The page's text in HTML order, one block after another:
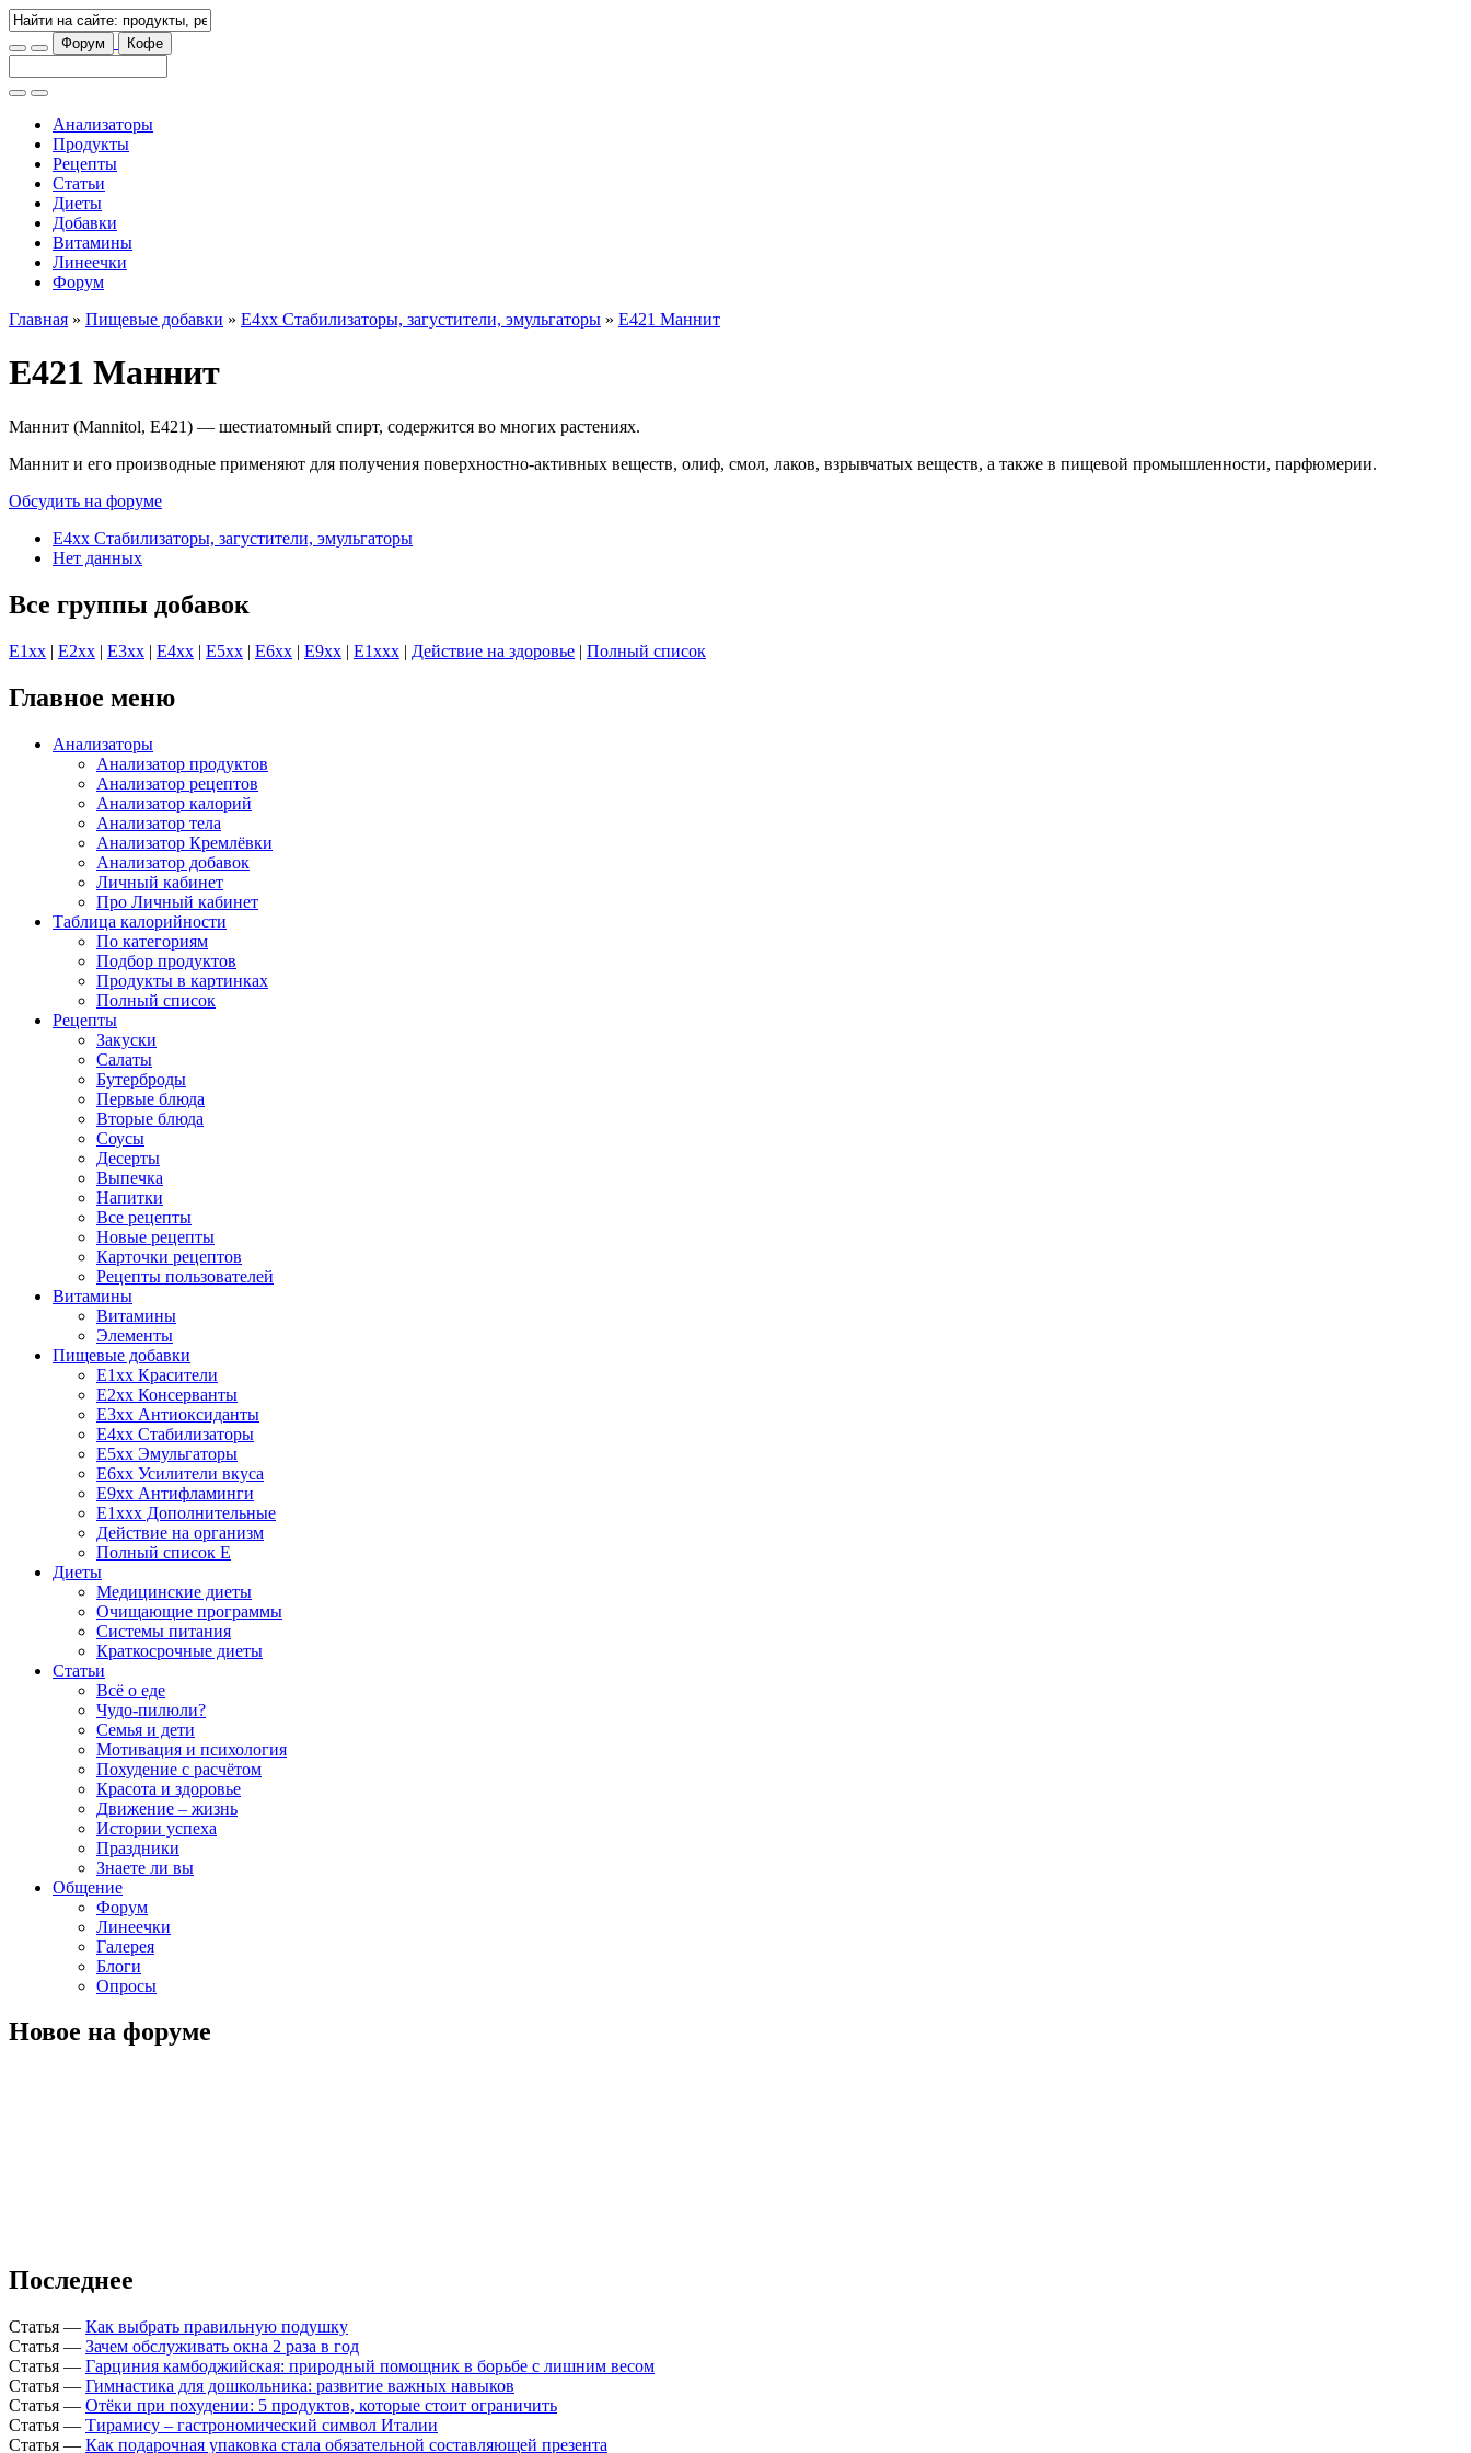
Форум Кофе
Анализаторы
Продукты
Рецепты
Статьи
Диеты
Добавки
Витамины
Линеечки
Форум
Главная » Пищевые добавки » E4xx Стабилизаторы, загустители, эмульгаторы » E421 Маннит
E421 Маннит
Маннит (Mannitol, E421) — шестиатомный спирт, содержится во многих растениях.
Маннит и его производные применяют для получения поверхностно-активных веществ, олиф, смол, лаков, взрывчатых веществ, а также в пищевой промышленности, парфюмерии.
Обсудить на форуме
E4xx Стабилизаторы, загустители, эмульгаторы
Нет данных
Все группы добавок
E1хх | E2хх | E3хх | E4хх | E5хх | E6хх | E9хх | E1xхх | Действие на здоровье | Полный список
Главное меню
Анализаторы
Анализатор продуктов
Анализатор рецептов
Анализатор калорий
Анализатор тела
Анализатор Кремлёвки
Анализатор добавок
Личный кабинет
Про Личный кабинет
Таблица калорийности
По категориям
Подбор продуктов
Продукты в картинках
Полный список
Рецепты
Закуски
Салаты
Бутерброды
Первые блюда
Вторые блюда
Соусы
Десерты
Выпечка
Напитки
Все рецепты
Новые рецепты
Карточки рецептов
Рецепты пользователей
Витамины
Витамины
Элементы
Пищевые добавки
E1xx Красители
E2xx Консерванты
E3xx Антиоксиданты
E4xx Стабилизаторы
E5xx Эмульгаторы
E6xx Усилители вкуса
E9xx Антифламинги
E1xxx Дополнительные
Действие на организм
Полный список E
Диеты
Медицинские диеты
Очищающие программы
Системы питания
Краткосрочные диеты
Статьи
Всё о еде
Чудо-пилюли?
Семья и дети
Мотивация и психология
Похудение с расчётом
Красота и здоровье
Движение – жизнь
Истории успеха
Праздники
Знаете ли вы
Общение
Форум
Линеечки
Галерея
Блоги
Опросы
Новое на форуме
Последнее
Статья — Как выбрать правильную подушку
Статья — Зачем обслуживать окна 2 раза в год
Статья — Гарциния камбоджийская: природный помощник в борьбе с лишним весом
Статья — Гимнастика для дошкольника: развитие важных навыков
Статья — Отёки при похудении: 5 продуктов, которые стоит ограничить
Статья — Тирамису – гастрономический символ Италии
Статья — Как подарочная упаковка стала обязательной составляющей презента